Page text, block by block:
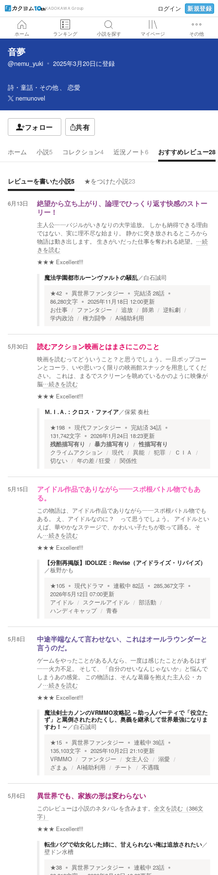
KADOKAWA Group ログイン 新規登録
ホーム ランキング 小説を探す マイページ その他
音夢
@nemu_yuki 2025年3月20日に登録
詩・童話・その他
恋愛
nemunovel
フォロー 共有
ホーム 小説5 コレクション4 近況ノート6 おすすめレビュー28
レビューを書いた小説5 ★をつけた小説23
6月13日
絶望から立ち上がり、論理でひっくり返す快感のストー
リー！
主人公――バジルがいきなりの大学追放。 しかも納得できる理由
ではない、実に理不尽な始まり。 静かに突き放されるところから
物語は動き出します。 生きがいだった仕事を奪われる絶望。 …続
きを読む
★★★ Excellent!!!
魔法学園都市ルーンヴァルトの騒乱／白石誠司
★42 異世界ファンタジー 完結済28話
86,280文字 2025年11月18日 12:00更新
お仕事
ファンタジー 追放 師弟
逆転劇
学内政治
権力闘争 AI補助利用
5月30日 読むアクション映画とはまさにこのこと
映画を読むってどういうこと？と思うでしょう。一旦ポップコー
ンとコーラ、いや思いつく限りの映画館スナックを用意してくだ
さい。 これは、まるでスクリーンを眺めているかのように映像が
脳…続きを読む
★★★ Excellent!!!
Ｍ.Ｉ.Ａ.：クロス・ファイア／保紫 奏杜
★198 現代ファンタジー 完結済34話
131,742文字 2026年1月24日 18:23更新
残酷描写有り 暴力描写有り 性描写有り
クライムアクション 現代 異能 犯罪
ＣＩＡ
切ない
年の差 / 狂愛 関係性
5月15日
アイドル作品でありながら――スポ根バトル物でもあ
る。
この物語は、アイドル作品でありながら――スポ根バトル物でも
ある。 え、アイドルなのに？ って思うでしょう。 アイドルとい
えば、華やかなステージで、かわいい子たちが歌って踊る。そ
ん…続きを読む
★★★ Excellent!!!
【分割再掲版】IDOLIZE：Revise（アイドライズ・リバイズ）
／板野かも
★105 現代ドラマ 連載中 82話 285,367文字
2026年5月12日 07:00更新
アイドル
スクールアイドル
部活動
ハンディキャップ
青春
5月8日
中途半端なんて言わせない、これはオールラウンダーと
言うのだ。
ゲームをやったことがある人なら、一度は感じたことがあるはず
――火力不足。 そして、「自分のせいなんじゃないか」と悩んで
しまうあの感覚。 この物語は、そんな葛藤を抱えた主人公・カ
ノ…続きを読む
★★★ Excellent!!!
魔法剣士カノンのVRMMO攻略記 ～助っ人パーティで「役立た
ず」と罵倒されたわたくし、奥義を継承して世界最強になりま
すわ！～ ／白石誠司
★15 異世界ファンタジー 連載中 39話
135,103文字 2025年10月2日 21:10更新
VRMMO
ファンタジー 女主人公
溺愛
ざまぁ
AI補助利用 チート 不遇職
5月6日 異世界でも、家族の形は変わらない
このレビューは小説のネタバレを含みます。 全文を読む（386文
字）
★★★ Excellent!!!
転生バグで幼女化した姉に、甘えられない俺は追放されたい／
壁ドン水槽
★38 異世界ファンタジー 連載中 23話